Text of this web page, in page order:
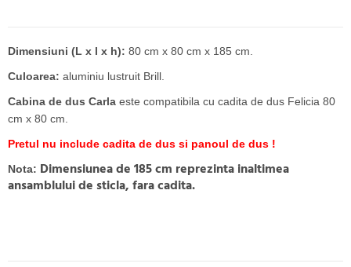
Dimensiuni (L x l x h): 80 cm x 80 cm x 185 cm.
Culoarea: aluminiu lustruit Brill.
Cabina de dus Carla este compatibila cu cadita de dus Felicia 80
cm x 80 cm.
Pretul nu include cadita de dus si panoul de dus !
Nota: Dimensiunea de 185 cm reprezinta inaltimea
ansamblului de sticla, fara cadita.